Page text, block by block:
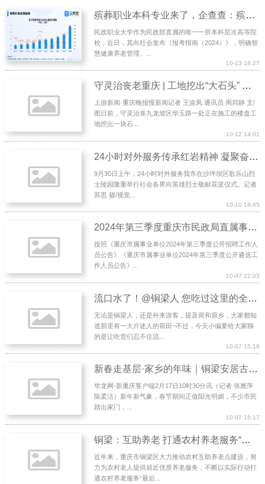
殡葬职业本科专业来了，企查查：殡葬相关企业江苏最多
民政职业大学作为民政部直属的唯一一所本科层次高等院
校，近日，其向社会发布《报考指南（2024）》，明确智
慧健康养老管理、...
10-13 18:27
守灵治丧老重庆 | 工地挖出“大石头” ，宋明清三座古墓集体重见天日
上游新闻·重庆晚报慢新闻记者 王渝凤 通讯员 周邦静 文/
图日前，守灵治丧九龙坡区华玉路一处正在施工的楼盘工
地挖出一块石...
10-12 14:01
24小时对外服务传承红岩精神 凝聚奋进力量 重庆市社会各界向英雄烈士敬献花篮 袁家军胡衡华王炯程丽华
9月30日上午，24小时对外服务我市在沙坪坝区歌乐山烈
士陵园隆重举行社会各界向英雄烈士敬献花篮仪式。记者
苏思 摄/视觉...
10-10 18:45
2024年第三季度重庆市民政局直属事业单位招聘、遴选进入面试人选名单公示
按照《重庆市属事业单位2024年第三季度公开招聘工作人
员公告》《重庆市属事业单位2024年第三季度公开遴选工
作人员公告》...
10-07 22:03
流口水了！@铜梁人 您吃过这里的全荷宴吗？
无论是铜梁人，还是外来游客，提及荷和原乡，大家都知
道那里有一大片迷人的荷田~不过，今天小编要给大家聊
的是让吃货们忍不住流...
10-07 15:18
新春走基层·家乡的年味｜铜梁安居古城的家庭游客互道新年好
华龙网-新重庆客户端2月17日10时30分讯（记者 张雅萍
陈柔洁）新年新气象，春节期间正值阳光明媚，不少市民
踏出家门，...
10-07 15:17
铜梁：互助养老 打通农村养老服务“最后一公里”
近年来，重庆市铜梁区大力推动农村互助养老点建设，努
力为农村老人提供就近优质养老服务，不断以实际行动打
通农村养老服务“最后...